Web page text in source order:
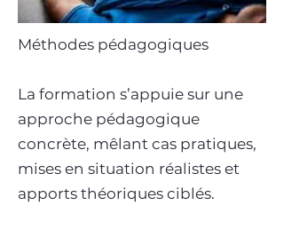
Méthodes pédagogiques
La formation s’appuie sur une
approche pédagogique
concrète, mêlant cas pratiques,
mises en situation réalistes et
apports théoriques ciblés.